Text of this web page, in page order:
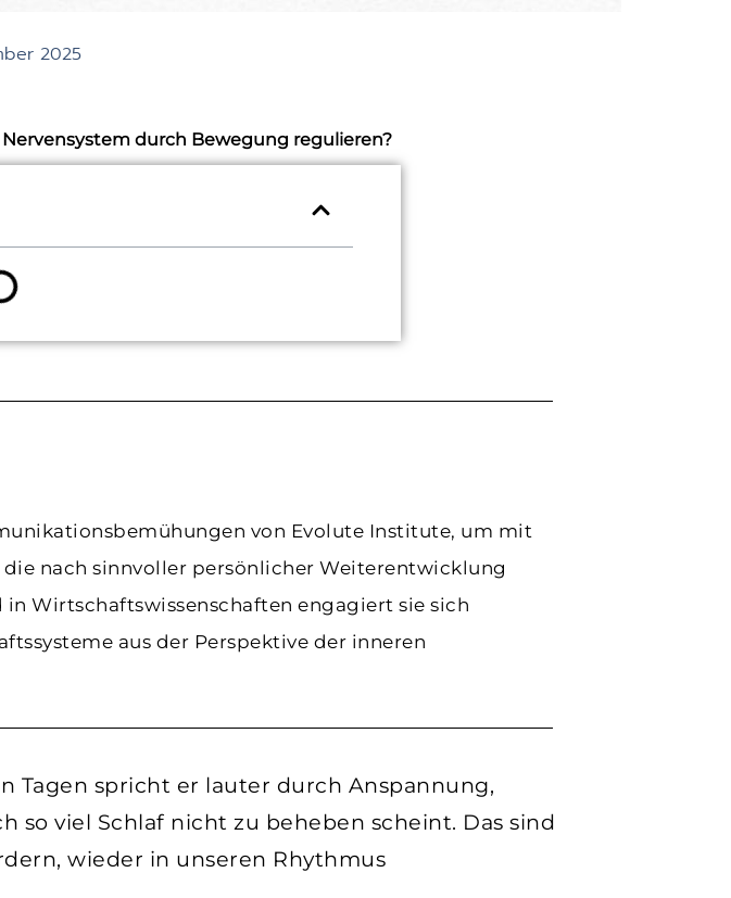
2025
durch Bewegung regulieren?
von Evolute Institute, um mit
nach sinnvoller persönlicher Weiterentwicklung
Wirtschaftswissenschaften engagiert sie sich
aus der Perspektive der inneren
Tagen spricht er lauter durch Anspannung,
so viel Schlaf nicht zu beheben scheint. Das sind
wieder in unseren Rhythmus